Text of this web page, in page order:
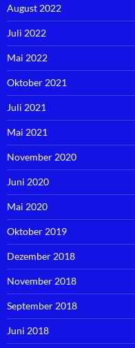
August 2022
Juli 2022
Mai 2022
Oktober 2021
Juli 2021
Mai 2021
November 2020
Juni 2020
Mai 2020
Oktober 2019
Dezember 2018
November 2018
September 2018
Juni 2018